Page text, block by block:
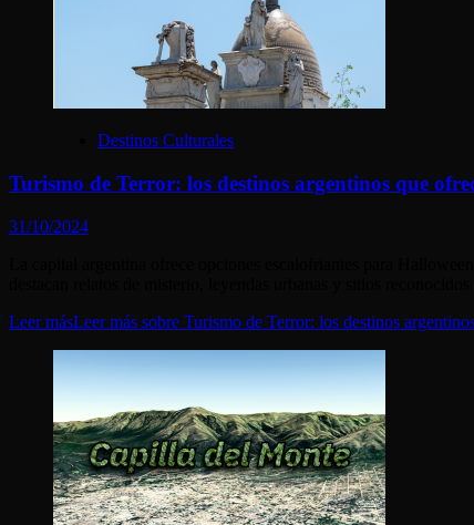
Destinos Culturales
Turismo de Terror: los destinos argentinos que
31/10/2024
Leer másLeer más sobre Turismo de Terror: los destinos